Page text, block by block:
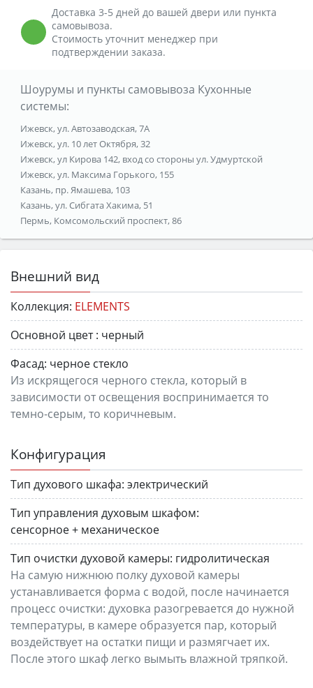
Доставка 3-5 дней до вашей двери или пункта
самовывоза.
Стоимость уточнит менеджер при
подтверждении заказа.
Шоурумы и пункты самовывоза Кухонные
системы:
Ижевск, ул. Автозаводская, 7А
Ижевск, ул. 10 лет Октября, 32
Ижевск, ул Кирова 142, вход со стороны ул. Удмуртской
Ижевск, ул. Максима Горького, 155
Казань, пр. Ямашева, 103
Казань, ул. Сибгата Хакима, 51
Пермь, Комсомольский проспект, 86
Внешний вид
Коллекция: ELEMENTS
Основной цвет : черный
Фасад: черное стекло
Из искрящегося черного стекла, который в
зависимости от освещения воспринимается то
темно-серым, то коричневым.
Конфигурация
Тип духового шкафа: электрический
Тип управления духовым шкафом:
сенсорное + механическое
Тип очистки духовой камеры: гидролитическая
На самую нижнюю полку духовой камеры
устанавливается форма с водой, после начинается
процесс очистки: духовка разогревается до нужной
температуры, в камере образуется пар, который
воздействует на остатки пищи и размягчает их.
После этого шкаф легко вымыть влажной тряпкой.